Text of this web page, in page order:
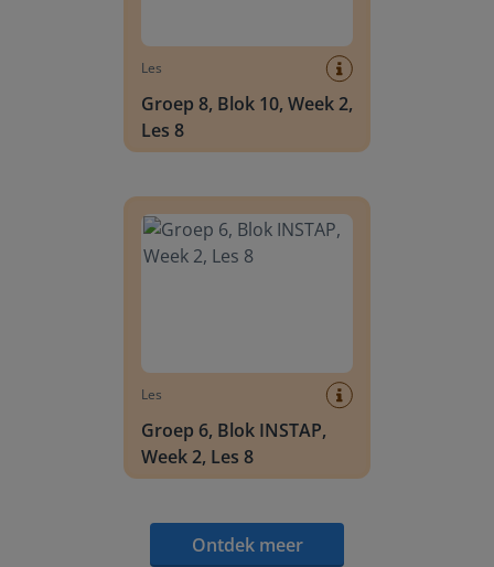
Les
Groep 8, Blok 10, Week 2,
Les 8
Les
Groep 6, Blok INSTAP,
Week 2, Les 8
Ontdek meer